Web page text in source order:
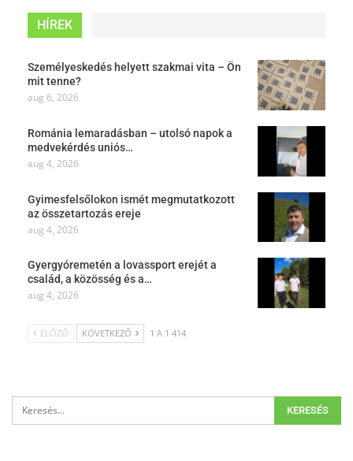
HÍREK
Személyeskedés helyett szakmai vita – Ön
mit tenne?
aug 6, 2026
Románia lemaradásban – utolsó napok a
medvekérdés uniós…
aug 4, 2026
Gyimesfelsőlokon ismét megmutatkozott
az összetartozás ereje
aug 4, 2026
Gyergyóremetén a lovassport erejét a
család, a közösség és a…
aug 4, 2026
ELŐZŐ KÖVETKEZŐ 1 A 1 414